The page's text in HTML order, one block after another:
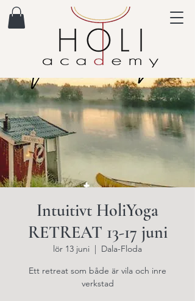
Intuitivt HoliYoga
RETREAT 13-17 juni
lör 13 juni
  |
Dala-Floda
Ett retreat som både är vila och inre